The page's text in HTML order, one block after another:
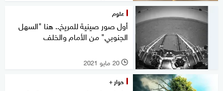
علوم
أول صور صينية للمريخ.. هنا "السهل
الجنوبي" من الأمام والخلف
l 20 مايو 2021
حوار +